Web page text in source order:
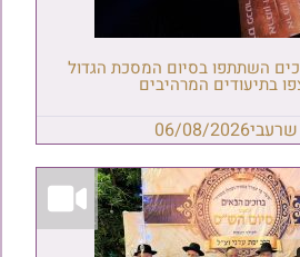
השתתפו בסיום המסכת הגדול
בתיעודים המרהיבים
06/08/2026